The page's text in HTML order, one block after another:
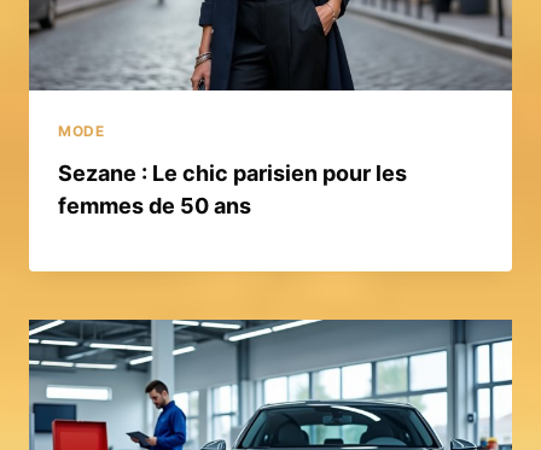
MODE
Sezane : Le chic parisien pour les
femmes de 50 ans